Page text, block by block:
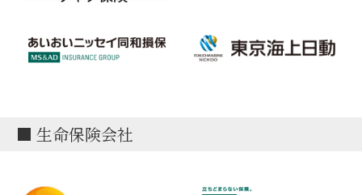
■ 生命保険会社